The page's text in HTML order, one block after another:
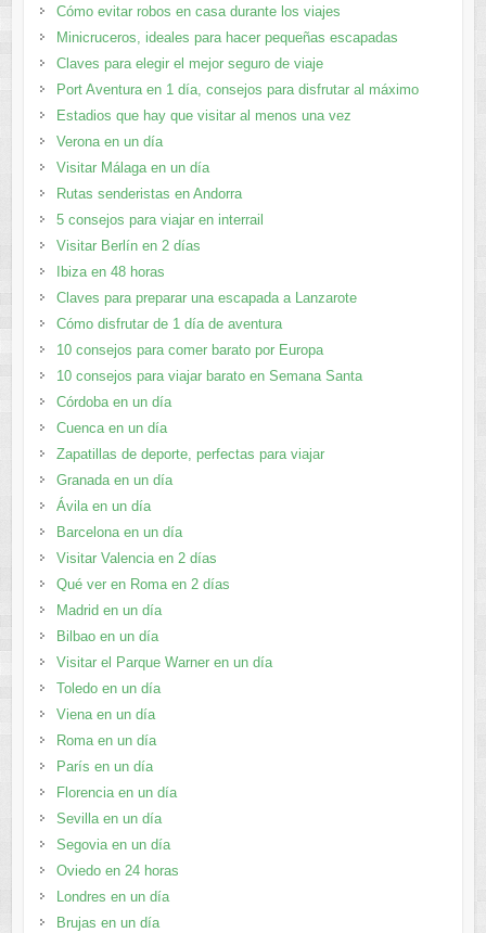
Cómo evitar robos en casa durante los viajes
Minicruceros, ideales para hacer pequeñas escapadas
Claves para elegir el mejor seguro de viaje
Port Aventura en 1 día, consejos para disfrutar al máximo
Estadios que hay que visitar al menos una vez
Verona en un día
Visitar Málaga en un día
Rutas senderistas en Andorra
5 consejos para viajar en interrail
Visitar Berlín en 2 días
Ibiza en 48 horas
Claves para preparar una escapada a Lanzarote
Cómo disfrutar de 1 día de aventura
10 consejos para comer barato por Europa
10 consejos para viajar barato en Semana Santa
Córdoba en un día
Cuenca en un día
Zapatillas de deporte, perfectas para viajar
Granada en un día
Ávila en un día
Barcelona en un día
Visitar Valencia en 2 días
Qué ver en Roma en 2 días
Madrid en un día
Bilbao en un día
Visitar el Parque Warner en un día
Toledo en un día
Viena en un día
Roma en un día
París en un día
Florencia en un día
Sevilla en un día
Segovia en un día
Oviedo en 24 horas
Londres en un día
Brujas en un día